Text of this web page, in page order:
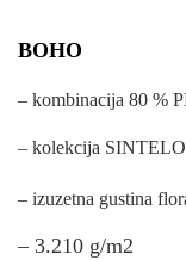
BOHO
– kombinacija 80 %
– kolekcija
– izuzetna gustina
– 3.210 g/m2